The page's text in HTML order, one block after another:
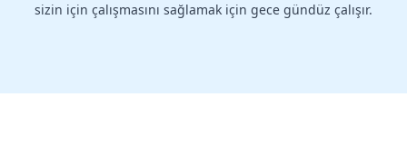
sizin için çalışmasını sağlamak için gece gündüz çalışır.